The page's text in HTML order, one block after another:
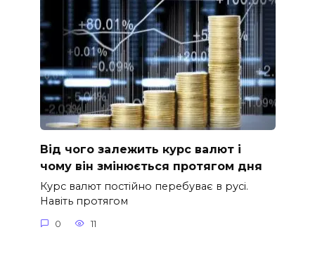
Від чого залежить курс валют і
чому він змінюється протягом дня
Курс валют постійно перебуває в русі.
Навіть протягом
0 11